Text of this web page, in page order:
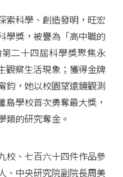
索科學、創造發明，旺宏
學獎，被譽為「高中職的
二十四屆科學獎聚焦永
觀察生活現象；獲得金牌
鈞，她以校園望遠鏡觀測
島學校首次勇奪最大獎，
類的研究奪金。
校、七百六十四件作品參
、中央研究院副院長周美